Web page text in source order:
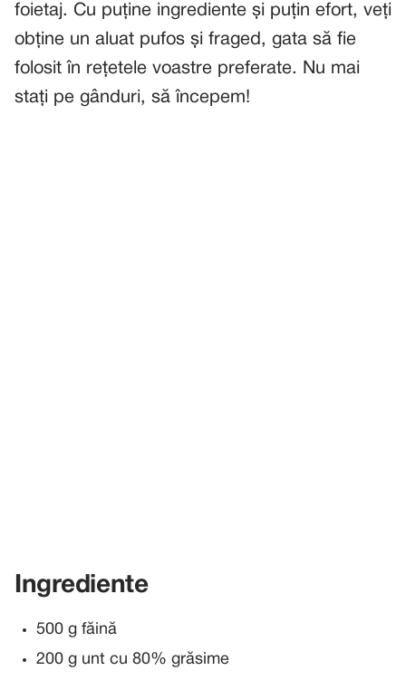
foietaj. Cu puține ingrediente și puțin efort, veți
obține un aluat pufos și fraged, gata să fie
folosit în rețetele voastre preferate. Nu mai
stați pe gânduri, să începem!
Ingrediente
500 g făină
200 g unt cu 80% grăsime